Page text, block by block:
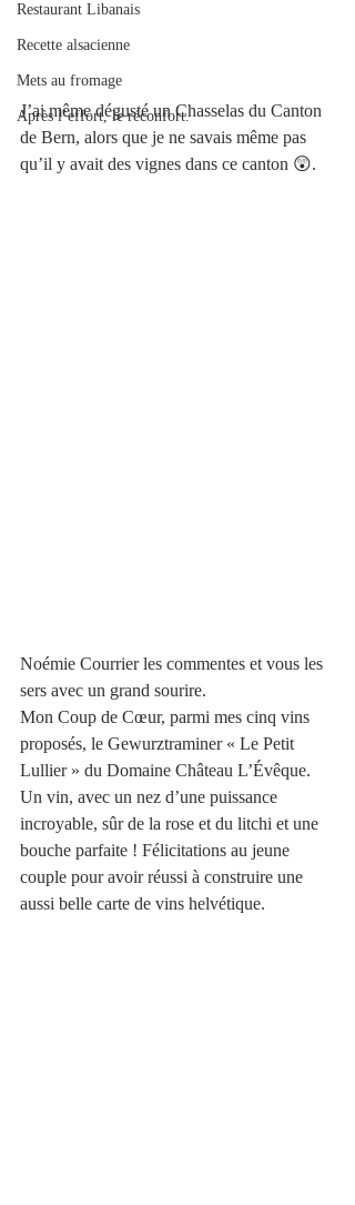
Restaurant Libanais
Recette alsacienne
Mets au fromage
Après l’effort, le réconfort.
J’ai même dégusté un Chasselas du Canton
de Bern, alors que je ne savais même pas
qu’il y avait des vignes dans ce canton 😲.
Noémie Courrier les commentes et vous les
sers avec un grand sourire.
Mon Coup de Cœur, parmi mes cinq vins
proposés, le Gewurztraminer « Le Petit
Lullier » du Domaine Château L’Évêque.
Un vin, avec un nez d’une puissance
incroyable, sûr de la rose et du litchi et une
bouche parfaite ! Félicitations au jeune
couple pour avoir réussi à construire une
aussi belle carte de vins helvétique.